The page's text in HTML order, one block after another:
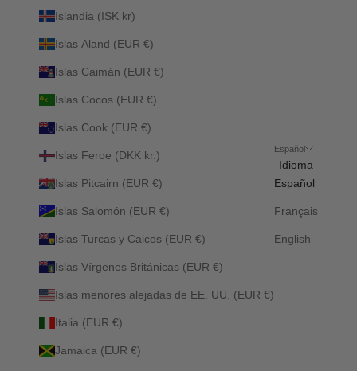
Islandia (ISK kr)
Islas Aland (EUR €)
Islas Caimán (EUR €)
Islas Cocos (EUR €)
Islas Cook (EUR €)
Islas Feroe (DKK kr.)
Islas Pitcairn (EUR €)
Islas Salomón (EUR €)
Islas Turcas y Caicos (EUR €)
Islas Vírgenes Británicas (EUR €)
Islas menores alejadas de EE. UU. (EUR €)
Italia (EUR €)
Jamaica (EUR €)
Español
Idioma
Español
Français
English